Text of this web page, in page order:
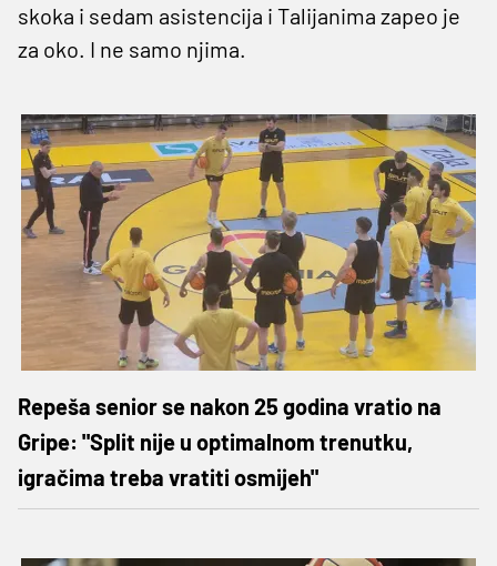
skoka i sedam asistencija i Talijanima zapeo je
za oko. I ne samo njima.
Repeša senior se nakon 25 godina vratio na
Gripe: "Split nije u optimalnom trenutku,
igračima treba vratiti osmijeh"